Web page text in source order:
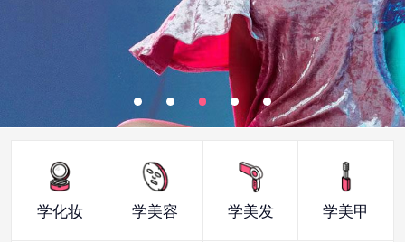
学化妆 学美容 学美发 学美甲